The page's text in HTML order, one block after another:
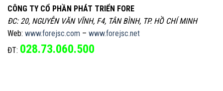
CÔNG TY CỔ PHẦN PHÁT TRIỂN FORE
ĐC: 20, NGUYỄN VĂN VĨNH, F4, TÂN BÌNH, TP. HỒ CHÍ MINH
Web: www.forejsc.com – www.forejsc.net
ĐT: 028.73.060.500